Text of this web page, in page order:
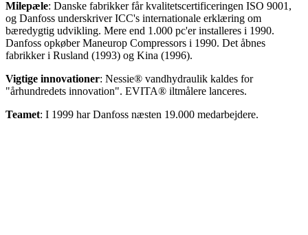
Milepæle: Danske fabrikker får kvalitetscertificeringen ISO 9001,
og Danfoss underskriver ICC's internationale erklæring om
bæredygtig udvikling. Mere end 1.000 pc'er installeres i 1990.
Danfoss opkøber Maneurop Compressors i 1990. Det åbnes
fabrikker i Rusland (1993) og Kina (1996).
Vigtige innovationer: Nessie® vandhydraulik kaldes for
"århundredets innovation". EVITA® iltmålere lanceres.
Teamet: I 1999 har Danfoss næsten 19.000 medarbejdere.